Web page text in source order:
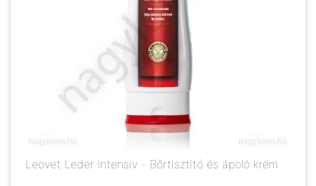
Leovet Leder Intensiv - Bőrtisztító és ápoló krém